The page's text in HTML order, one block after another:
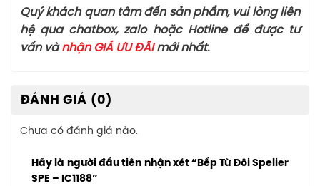
Quý khách quan tâm đến sản phẩm, vui lòng liên
hệ qua chatbox, zalo hoặc Hotline để được tư
vấn vànhận GIÁ ƯU ĐÃImới nhất.
ĐÁNH GIÁ (0)
Chưa có đánh giá nào.
Hãy là người đầu tiên nhận xét “Bếp Từ Đôi Spelier
SPE – IC1188”